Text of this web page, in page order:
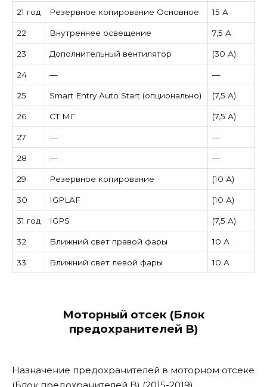
21 год Резервное копирование Основное 15 А
22 Внутреннее освещение 7,5 А
23 Дополнительный вентилятор (30 А)
24 — —
25 Smart Entry Auto Start (опционально) (7,5 А)
26 СТ МГ (7,5 А)
27 — —
28 — —
29 Резервное копирование (10 А)
30 IGPLAF (10 А)
31 год IGPS (7,5 А)
32 Ближний свет правой фары 10 А
33 Ближний свет левой фары 10 А
Моторный отсек (Блок
предохранителей B)
Назначение предохранителей в моторном отсеке